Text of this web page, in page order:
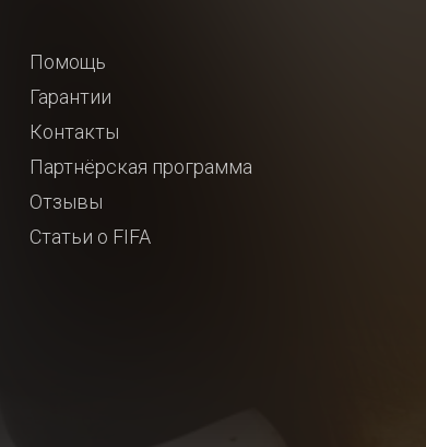
Помощь
Гарантии
Контакты
Партнёрская программа
Отзывы
Статьи о FIFA